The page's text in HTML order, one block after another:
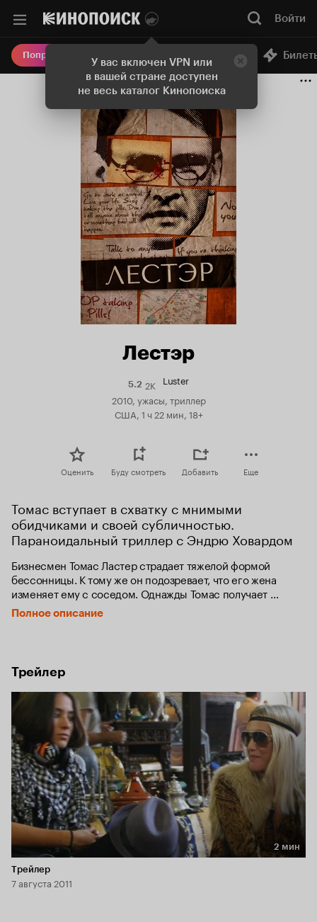
У вас включен VPN или
в вашей стране доступен
не весь каталог Кинопоиска
Войти
Попробовать Плюс Онлайн-кинотеатр
Лестэр
5.2Рейтинг
5.2
2K Luster
2010, ужасы, триллер
США, 1 ч 22 мин, 18+
Оценить Буду смотреть Добавить Еще
Томас вступает в схватку с мнимыми
обидчиками и своей субличностью.
Параноидальный триллер с Эндрю Ховардом
Бизнесмен Томас Ластер страдает тяжелой формой
бессонницы. К тому же он подозревает, что его жена
изменяет ему с соседом. Однажды Томас получает
странное письмо, автор которого приказывает ему
прекратить принимать лекарство от бессонницы. Полагая,
поличным. Отснятый материал повергает Томаса в шок...
Полное описание
Трейлер
Длительность 2 мин
2 мин
Трейлер
7 августа 2011